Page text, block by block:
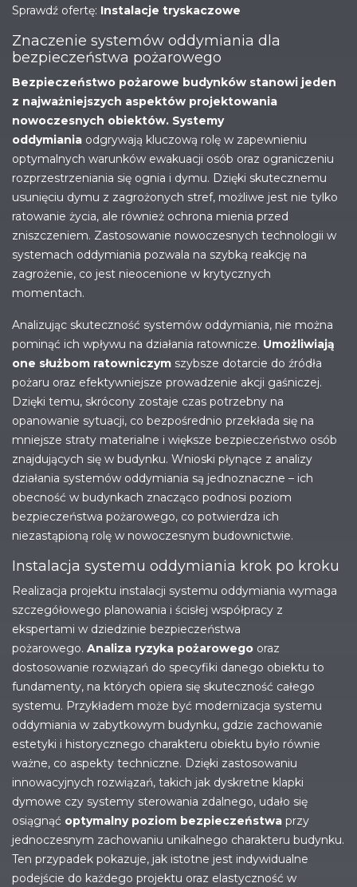
Sprawdź ofertę: Instalacje tryskaczowe
Znaczenie systemów oddymiania dla
bezpieczeństwa pożarowego
Bezpieczeństwo pożarowe budynków stanowi jeden
z najważniejszych aspektów projektowania
nowoczesnych obiektów. Systemy
oddymiania odgrywają kluczową rolę w zapewnieniu
optymalnych warunków ewakuacji osób oraz ograniczeniu
rozprzestrzeniania się ognia i dymu. Dzięki skutecznemu
usunięciu dymu z zagrożonych stref, możliwe jest nie tylko
ratowanie życia, ale również ochrona mienia przed
zniszczeniem. Zastosowanie nowoczesnych technologii w
systemach oddymiania pozwala na szybką reakcję na
zagrożenie, co jest nieocenione w krytycznych
momentach.
Analizując skuteczność systemów oddymiania, nie można
pominąć ich wpływu na działania ratownicze. Umożliwiają
one służbom ratowniczym szybsze dotarcie do źródła
pożaru oraz efektywniejsze prowadzenie akcji gaśniczej.
Dzięki temu, skrócony zostaje czas potrzebny na
opanowanie sytuacji, co bezpośrednio przekłada się na
mniejsze straty materialne i większe bezpieczeństwo osób
znajdujących się w budynku. Wnioski płynące z analizy
działania systemów oddymiania są jednoznaczne – ich
obecność w budynkach znacząco podnosi poziom
bezpieczeństwa pożarowego, co potwierdza ich
niezastąpioną rolę w nowoczesnym budownictwie.
Instalacja systemu oddymiania krok po kroku
Realizacja projektu instalacji systemu oddymiania wymaga
szczegółowego planowania i ścisłej współpracy z
ekspertami w dziedzinie bezpieczeństwa
pożarowego. Analiza ryzyka pożarowego oraz
dostosowanie rozwiązań do specyfiki danego obiektu to
fundamenty, na których opiera się skuteczność całego
systemu. Przykładem może być modernizacja systemu
oddymiania w zabytkowym budynku, gdzie zachowanie
estetyki i historycznego charakteru obiektu było równie
ważne, co aspekty techniczne. Dzięki zastosowaniu
innowacyjnych rozwiązań, takich jak dyskretne klapki
dymowe czy systemy sterowania zdalnego, udało się
osiągnąć optymalny poziom bezpieczeństwa przy
jednoczesnym zachowaniu unikalnego charakteru budynku.
Ten przypadek pokazuje, jak istotne jest indywidualne
podejście do każdego projektu oraz elastyczność w